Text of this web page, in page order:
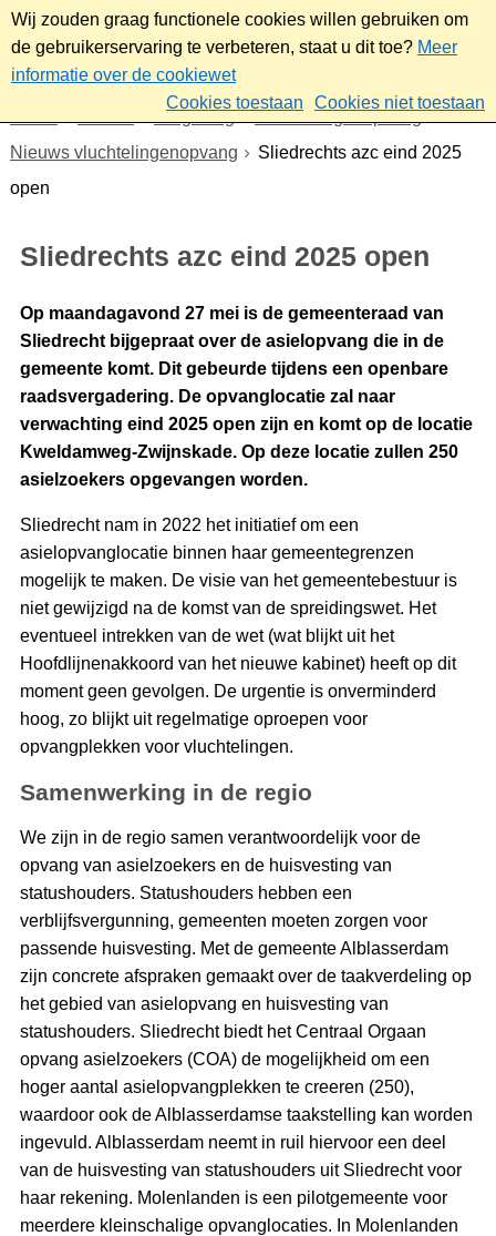
Wij zouden graag functionele cookies willen gebruiken om
de gebruikerservaring te verbeteren, staat u dit toe? Meer
informatie over de cookiewet
Cookies toestaan
Cookies niet toestaan
Omgeving
Vluchtelingenopvang
Nieuws vluchtelingenopvang
Sliedrechts azc eind 2025
open
Sliedrechts azc eind 2025 open
Op maandagavond 27 mei is de gemeenteraad van
Sliedrecht bijgepraat over de asielopvang die in de
gemeente komt. Dit gebeurde tijdens een openbare
raadsvergadering. De opvanglocatie zal naar
verwachting eind 2025 open zijn en komt op de locatie
Kweldamweg-Zwijnskade. Op deze locatie zullen 250
asielzoekers opgevangen worden.
Sliedrecht nam in 2022 het initiatief om een
asielopvanglocatie binnen haar gemeentegrenzen
mogelijk te maken. De visie van het gemeentebestuur is
niet gewijzigd na de komst van de spreidingswet. Het
eventueel intrekken van de wet (wat blijkt uit het
Hoofdlijnenakkoord van het nieuwe kabinet) heeft op dit
moment geen gevolgen. De urgentie is onverminderd
hoog, zo blijkt uit regelmatige oproepen voor
opvangplekken voor vluchtelingen.
Samenwerking in de regio
We zijn in de regio samen verantwoordelijk voor de
opvang van asielzoekers en de huisvesting van
statushouders. Statushouders hebben een
verblijfsvergunning, gemeenten moeten zorgen voor
passende huisvesting. Met de gemeente Alblasserdam
zijn concrete afspraken gemaakt over de taakverdeling op
het gebied van asielopvang en huisvesting van
statushouders. Sliedrecht biedt het Centraal Orgaan
opvang asielzoekers (COA) de mogelijkheid om een
hoger aantal asielopvangplekken te creeren (250),
waardoor ook de Alblasserdamse taakstelling kan worden
ingevuld. Alblasserdam neemt in ruil hiervoor een deel
van de huisvesting van statushouders uit Sliedrecht voor
haar rekening. Molenlanden is een pilotgemeente voor
meerdere kleinschalige opvanglocaties. In Molenlanden